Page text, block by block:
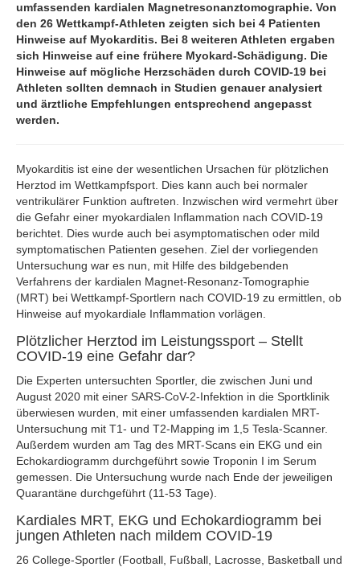
umfassenden kardialen Magnetresonanztomographie. Von
den 26 Wettkampf-Athleten zeigten sich bei 4 Patienten
Hinweise auf Myokarditis. Bei 8 weiteren Athleten ergaben
sich Hinweise auf eine frühere Myokard-Schädigung. Die
Hinweise auf mögliche Herzschäden durch COVID-19 bei
Athleten sollten demnach in Studien genauer analysiert
und ärztliche Empfehlungen entsprechend angepasst
werden.
Myokarditis ist eine der wesentlichen Ursachen für plötzlichen
Herztod im Wettkampfsport. Dies kann auch bei normaler
ventrikulärer Funktion auftreten. Inzwischen wird vermehrt über
die Gefahr einer myokardialen Inflammation nach COVID-19
berichtet. Dies wurde auch bei asymptomatischen oder mild
symptomatischen Patienten gesehen. Ziel der vorliegenden
Untersuchung war es nun, mit Hilfe des bildgebenden
Verfahrens der kardialen Magnet-Resonanz-Tomographie
(MRT) bei Wettkampf-Sportlern nach COVID-19 zu ermittlen, ob
Hinweise auf myokardiale Inflammation vorlägen.
Plötzlicher Herztod im Leistungssport – Stellt
COVID-19 eine Gefahr dar?
Die Experten untersuchten Sportler, die zwischen Juni und
August 2020 mit einer SARS-CoV-2-Infektion in die Sportklinik
überwiesen wurden, mit einer umfassenden kardialen MRT-
Untersuchung mit T1- und T2-Mapping im 1,5 Tesla-Scanner.
Außerdem wurden am Tag des MRT-Scans ein EKG und ein
Echokardiogramm durchgeführt sowie Troponin I im Serum
gemessen. Die Untersuchung wurde nach Ende der jeweiligen
Quarantäne durchgeführt (11-53 Tage).
Kardiales MRT, EKG und Echokardiogramm bei
jungen Athleten nach mildem COVID-19
26 College-Sportler (Football, Fußball, Lacrosse, Basketball und